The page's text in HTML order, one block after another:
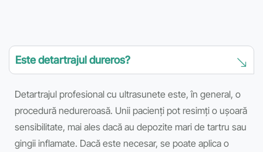
Este detartrajul dureros?
Detartrajul profesional cu ultrasunete este, în general, o
procedură nedureroasă. Unii pacienți pot resimți o ușoară
sensibilitate, mai ales dacă au depozite mari de tartru sau
gingii inflamate. Dacă este necesar, se poate aplica o